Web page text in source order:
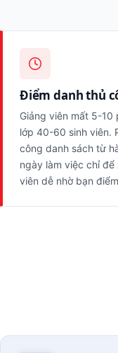
Điểm danh thủ
Giảng viên mất 5-10
lớp 40-60 sinh viên.
công danh sách từ
ngày làm việc chỉ
viên dễ nhờ bạn